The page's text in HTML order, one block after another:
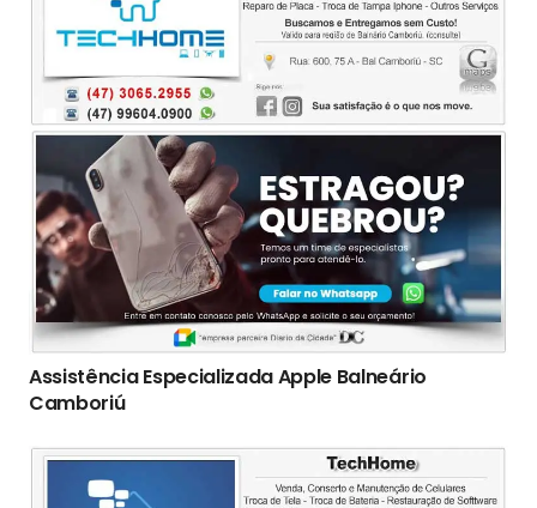
Assistência Especializada Apple Balneário
Camboriú